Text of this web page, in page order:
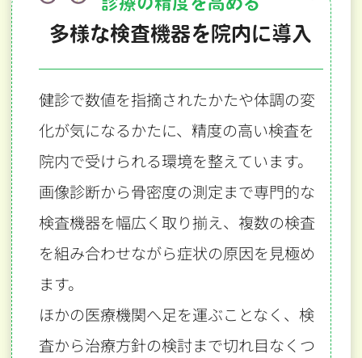
多様な検査機器を院内に導入
健診で数値を指摘されたかたや体調の変
化が気になるかたに、 精度の高い検査を
院内で受けられる環境を整えています。
画像診断から骨密度の測定まで専門的な
検査機器を幅広く取り揃え、 複数の検査
を組み合わせながら症状の原因を見極め
ます。
ほかの医療機関へ足を運ぶことなく、検
査から治療方針の検討まで切れ目なくつ